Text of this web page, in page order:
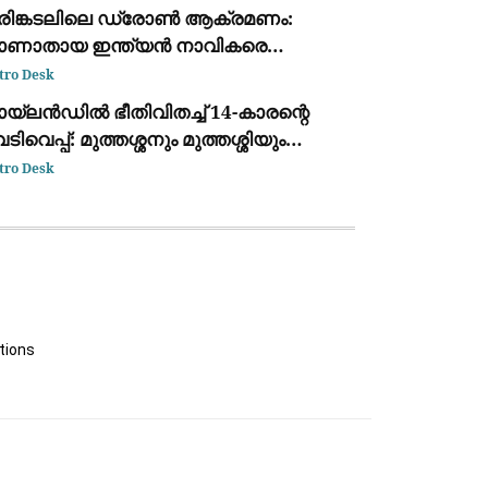
ദൃശ്യം പുറത്ത്: സഹോദരനും
കസ്റ്റഡിയിൽ
ഡ്രോൺ ആക്രമണം:
ഇന്ത്യൻ നാവികരെ
കേന്ദ്ര സർക്കാർ
Desk
ഭീതിവിതച്ച് 14-കാരന്റെ
മുത്തശ്ശനും മുത്തശ്ശിയും
അടക്കം 7 പേർ
Desk